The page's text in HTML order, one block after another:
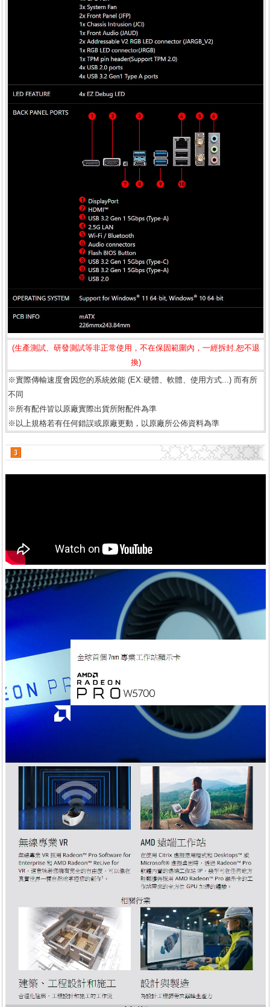
(生產測試、研發測試等非正常使用，不在保固範圍內，一經拆封.恕不退
換)
※實際傳輸速度會因您的系統效能 (EX:硬體、軟體、使用方式...) 而有所
不同
※所有配件皆以原廠實際出貨所附配件為準
※以上規格若有任何錯誤或原廠更動，以原廠所公佈資料為準